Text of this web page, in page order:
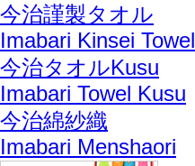
今治謹製タオル
Imabari Kinsei Towel
今治タオルKusu
Imabari Towel Kusu
今治綿紗織
Imabari Menshaori